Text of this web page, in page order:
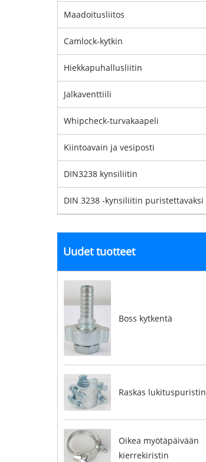
Maadoitusliitos
Camlock-kytkin
Hiekkapuhallusliitin
Jalkaventtiili
Whipcheck-turvakaapeli
Kiintoavain ja vesiposti
DIN3238 kynsiliitin
DIN 3238 -kynsiliitin puristettavaksi
Uudet tuotteet
Boss kytkentä
Raskas lukituspuristin
Oikea myötäpäivään
kierrekiristin